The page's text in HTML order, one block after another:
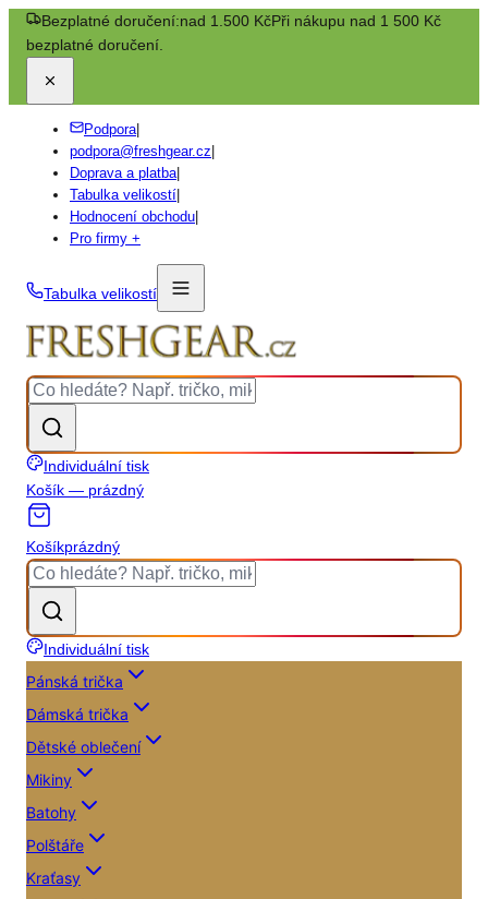
Bezplatné doručení:nad 1.500 KčPři nákupu nad 1 500 Kč
bezplatné doručení.
Podpora|
podpora@freshgear.cz
Doprava a platba|
Tabulka velikostí
Hodnocení obchodu
Pro firmy +
Tabulka velikostí
Individuální tisk
Košík — prázdný
Košíkprázdný
Individuální tisk
Pánská trička
Dámská trička
Dětské oblečení
Mikiny
Batohy
Polštáře
Kraťasy